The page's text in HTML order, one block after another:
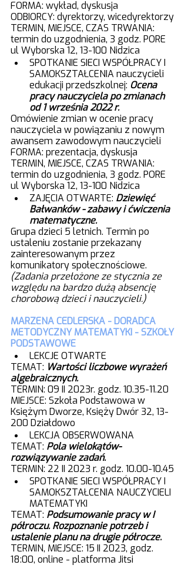
ODBIORCY: dyrektorzy, wicedyrektorzy
TERMIN, MIEJSCE, CZAS TRWANIA:
termin do uzgodnienia, 3 godz. PORE
ul Wyborska 12, 13-100 Nidzica
SPOTKANIE SIECI WSPÓŁPRACY I
SAMOKSZTAŁCENIA nauczycieli
edukacji przedszkolnej: Ocena
pracy nauczyciela po zmianach
od 1 września 2022 r.
Omówienie zmian w ocenie pracy
nauczyciela w powiązaniu z nowym
awansem zawodowym nauczycieli
FORMA: prezentacja, dyskusja
TERMIN, MIEJSCE, CZAS TRWANIA:
termin do uzgodnienia, 3 godz. PORE
ul Wyborska 12, 13-100 Nidzica
ZAJĘCIA OTWARTE: Dziewięć
Bałwanków - zabawy i ćwiczenia
matematyczne.
Grupa dzieci 5 letnich. Termin po
ustaleniu zostanie przekazany
zainteresowanym przez
komunikatory społecznościowe.
(Zadania przełożone ze stycznia ze
względu na bardzo dużą absencję
chorobową dzieci i nauczycieli.)
MARZENA CEDLERSKA - DORADCA
METODYCZNY MATEMATYKI - SZKOŁY
PODSTAWOWE
LEKCJE OTWARTE
TEMAT: Wartości liczbowe wyrażeń
algebraicznych.
TERMIN: 09 II 2023r. godz. 10.35-11.20
MIEJSCE: Szkoła Podstawowa w
Księżym Dworze, Księży Dwór 32, 13-
200 Działdowo
LEKCJA OBSERWOWANA
TEMAT: Pola wielokątów-
rozwiązywanie zadań.
TERMIN: 22 II 2023 r. godz. 10.00-10.45
SPOTKANIE SIECI WSPÓŁPRACY I
SAMOKSZTAŁCENIA NAUCZYCIELI
MATEMATYKI
TEMAT: Podsumowanie pracy w I
półroczu. Rozpoznanie potrzeb i
ustalenie planu na drugie półrocze.
TERMIN, MIEJSCE: 15 II 2023, godz.
18:00, online - platforma Jitsi